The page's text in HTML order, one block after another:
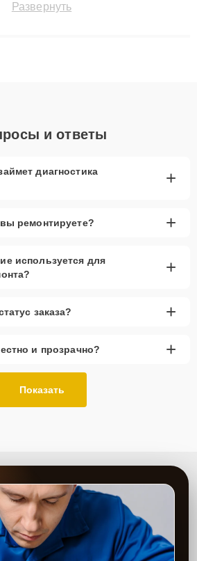
гарантии до 3 лет. Наши мастера
Развернуть
и ответы
диагностика
+
ремонтируете? +
используется для
+
заказа? +
и прозрачно? +
Показать